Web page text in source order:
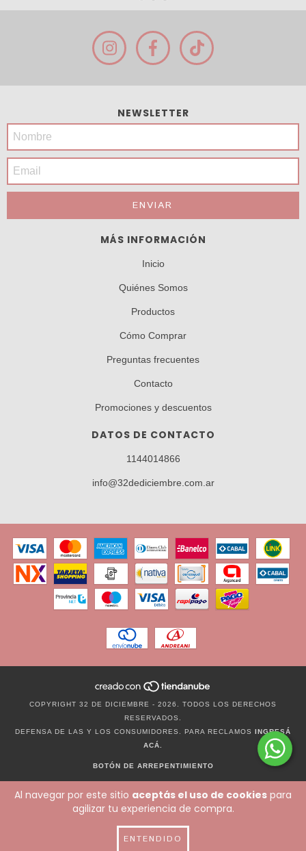
Al navegar por este sitio aceptás el uso de cookies para
agilizar tu experiencia de compra.
ENTENDIDO
NEWSLETTER
MÁS INFORMACIÓN
Inicio
Quiénes Somos
Productos
Cómo Comprar
Preguntas frecuentes
Contacto
Promociones y descuentos
DATOS DE CONTACTO
1144014866
info@32dediciembre.com.ar
COPYRIGHT 32 DE DICIEMBRE - 2026. TODOS LOS DERECHOS
RESERVADOS.
DEFENSA DE LAS Y LOS CONSUMIDORES. PARA RECLAMOS
INGRESÁ
ACÁ.
BOTÓN DE ARREPENTIMIENTO